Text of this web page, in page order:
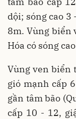
dội; sóng cao 3
8m. Vùng biển
Hóa có sóng
Vùng ven biển
gió mạnh cấp
gần tâm bão
cấp 10 - 12,